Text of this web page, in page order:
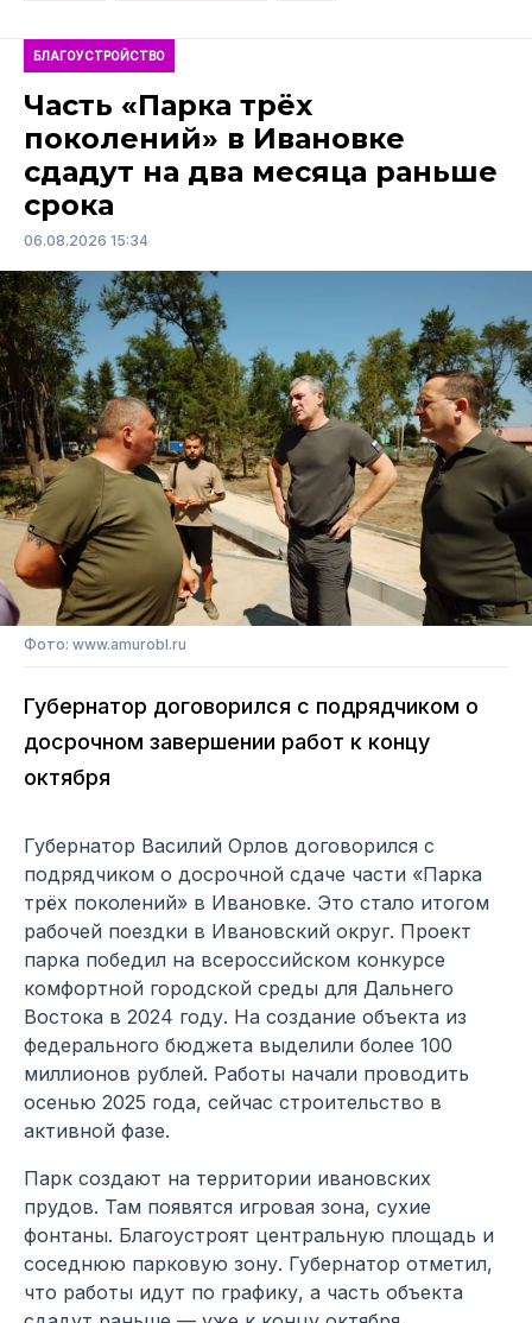
БЛАГОУСТРОЙСТВО
Часть «Парка трёх
поколений» в Ивановке
сдадут на два месяца раньше
срока
06.08.2026 15:34
Фото: www.amurobl.ru
Губернатор договорился с подрядчиком о
досрочном завершении работ к концу
октября
Губернатор Василий Орлов договорился с
подрядчиком о досрочной сдаче части «Парка
трёх поколений» в Ивановке. Это стало итогом
рабочей поездки в Ивановский округ. Проект
парка победил на всероссийском конкурсе
комфортной городской среды для Дальнего
Востока в 2024 году. На создание объекта из
федерального бюджета выделили более 100
миллионов рублей. Работы начали проводить
осенью 2025 года, сейчас строительство в
активной фазе.
Парк создают на территории ивановских
прудов. Там появятся игровая зона, сухие
фонтаны. Благоустроят центральную площадь и
соседнюю парковую зону. Губернатор отметил,
что работы идут по графику, а часть объекта